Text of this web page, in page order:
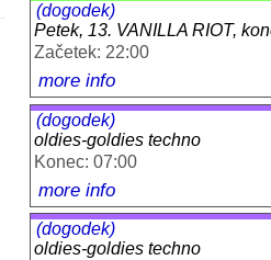
(dogodek)
Petek, 13. VANILLA RIOT,
Začetek: 22:00
more info
(dogodek)
oldies-goldies techno
Konec: 07:00
more info
(dogodek)
oldies-goldies techno